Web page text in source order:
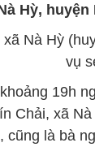
Hỳ,
xã Nà Hỳ
vụ
19h
Chải, xã
cũng là bà